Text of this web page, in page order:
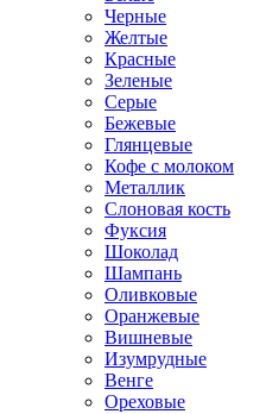
Черные
Желтые
Красные
Зеленые
Серые
Бежевые
Глянцевые
Кофе с молоком
Металлик
Слоновая кость
Фуксия
Шоколад
Шампань
Оливковые
Оранжевые
Вишневые
Изумрудные
Венге
Ореховые